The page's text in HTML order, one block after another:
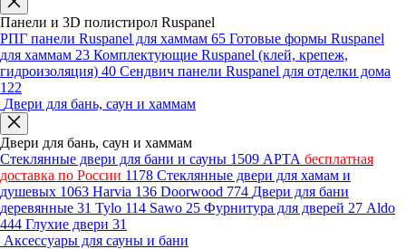
Панели и 3D полистирол Ruspanel
РПГ панели Ruspanel для хаммам 65 Готовые формы Ruspanel
для хаммам 23 Комплектующие Ruspanel (клей, крепеж,
гидроизоляция) 40 Сендвич панели Ruspanel для отделки дома
122
Двери для бань, саун и хаммам
Двери для бань, саун и хаммам
Стеклянные двери для бани и сауны 1509 АРТА бесплатная
доставка по России 1178 Стеклянные двери для хамам и
душевых 1063 Harvia 136 Doorwood 774 Двери для бани
деревянные 31 Tylo 114 Sawo 25 Фурнитура для дверей 27 Aldo
444 Глухие двери 31
Аксессуары для сауны и бани